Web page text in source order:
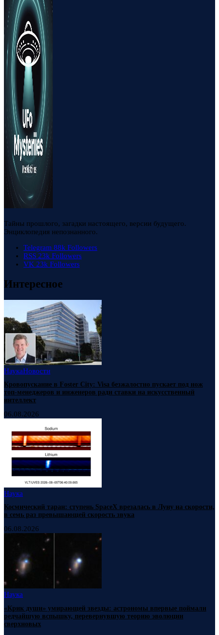
Тайны прошлого, загадки настоящего, версии будущего.
Энциклопедия непознанного.
Telegram 88k Followers
RSS 23k Followers
VK 23k Followers
Интересное
НаукаНовости
Кровопускание в Foster City: Visa безжалостно пускает под нож
топ-менеджеров и инженеров ради ставки на искусственный
интеллект
06.08.2026
Наука
Космический таран: ступень SpaceX врезалась в Луну на скорости,
в семь раз превышающей скорость звука
06.08.2026
Наука
«Крик души» умирающей звезды: астрономы впервые поймали
редчайшую вспышку, перевернувшую теорию эволюции
сверхновых